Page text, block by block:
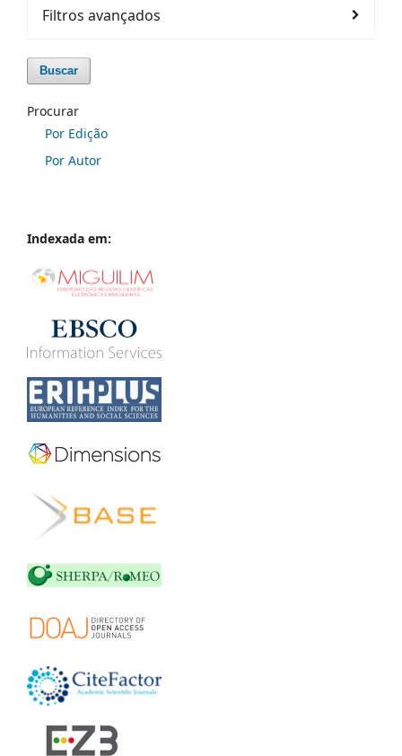
Filtros avançados
Buscar
Procurar
Por Edição
Por Autor
Indexada em: